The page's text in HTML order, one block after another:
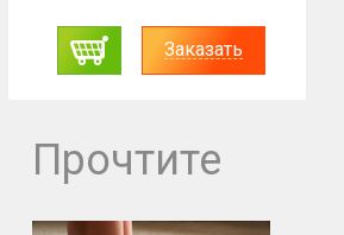
Заказать
Прочтите